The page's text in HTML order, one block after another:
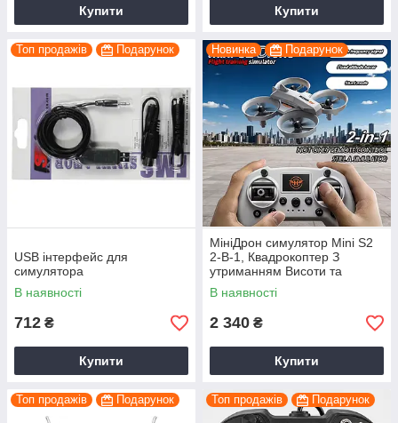
Купити Купити
Топ продажів Подарунок
USB інтерфейс для
симулятора
В наявності
712 ₴
Купити
Новинка Подарунок
МініДрон симулятор Mini S2
2-В-1, Квадрокоптер З
утриманням Висоти та
Режимом зависання,
Підтримка Телефону І ПК
В наявності
2 340 ₴
Купити
Топ продажів Подарунок Топ продажів Подарунок